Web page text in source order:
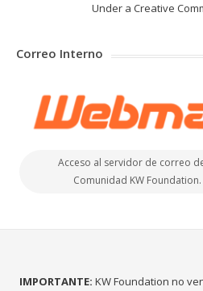
Under a Creative
Correo Interno
Acceso al servidor de correo
Comunidad KW Foundation.
IMPORTANTE: KW Foundation no